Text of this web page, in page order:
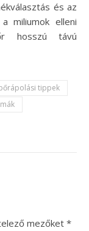
és az
miliumok elleni
hosszú távú
tippek
mezőket *